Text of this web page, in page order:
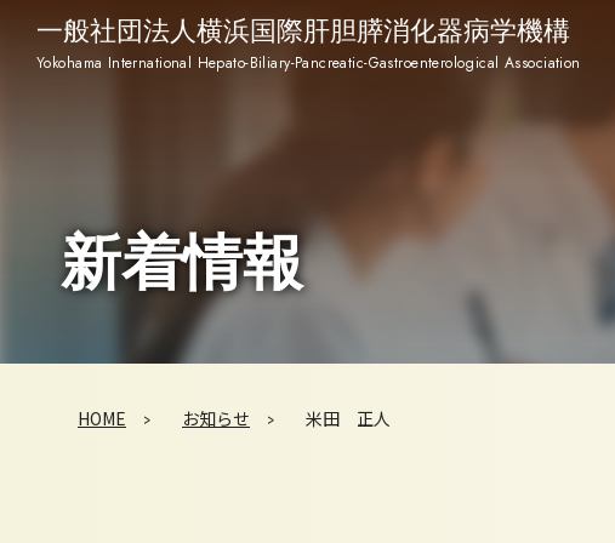
一般社団法人横浜国際肝胆膵消化器病学機構
Yokohama International Hepato-Biliary-Pancreatic-Gastroenterological Association
新着情報
HOME お知らせ 米田 正人